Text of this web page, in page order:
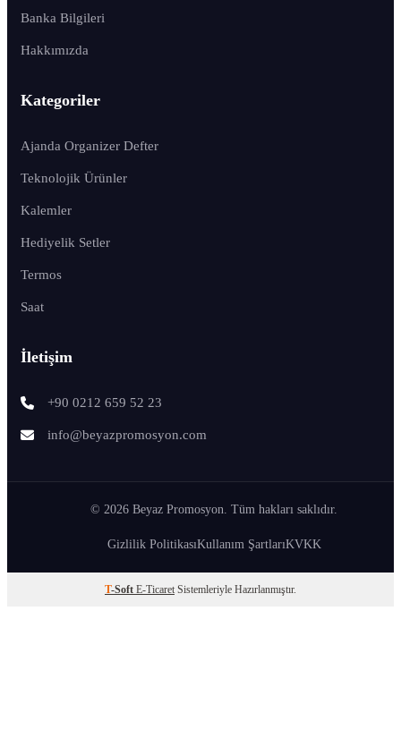
Banka Bilgileri
Hakkımızda
Kategoriler
Ajanda Organizer Defter
Teknolojik Ürünler
Kalemler
Hediyelik Setler
Termos
Saat
İletişim
+90 0212 659 52 23
info@beyazpromosyon.com
© 2026 Beyaz Promosyon. Tüm hakları saklıdır.
Gizlilik PolitikasıKullanım ŞartlarıKVKK
T-Soft E-Ticaret Sistemleriyle Hazırlanmıştır.